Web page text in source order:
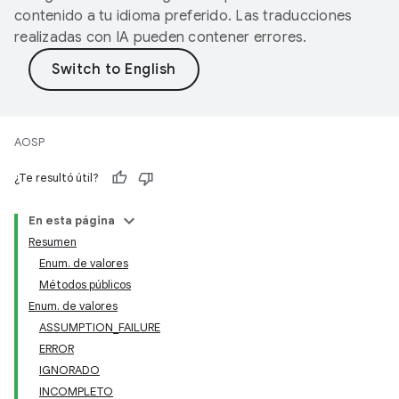
contenido a tu idioma preferido. Las traducciones
realizadas con IA pueden contener errores.
AOSP
¿Te resultó útil?
En esta página
Resumen
Enum. de valores
Métodos públicos
Enum. de valores
ASSUMPTION_FAILURE
ERROR
IGNORADO
INCOMPLETO